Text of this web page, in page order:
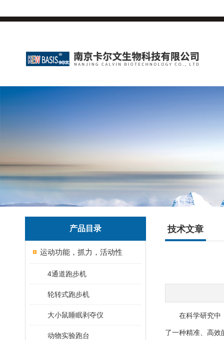
产品目录
运动功能，抓力，活动性
4通道跑步机
轮转式跑步机
大小鼠睡眠剥夺仪
动物实验跑台
技术文章
在科学研究中，
了一种精准、高效